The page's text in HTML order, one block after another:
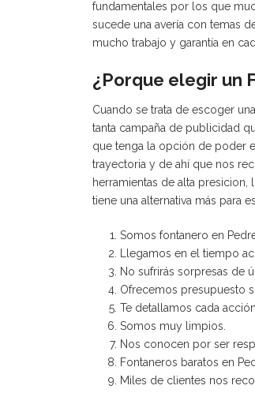
fundamentales por los que
sucede una avería con temas
mucho trabajo y garantía en
¿Porque elegir un
Cuando se trata de escoger
tanta campaña de publicidad
que tenga la opción de poder
trayectoria y de ahí que nos
herramientas de alta
tiene una alternativa más para
Somos fontanero en
Llegamos en el tiempo
No sufrirás sorpresas de
Ofrecemos presupuesto
Te detallamos cada
Somos muy limpios.
Nos conocen por ser
Fontaneros baratos en
Miles de clientes nos